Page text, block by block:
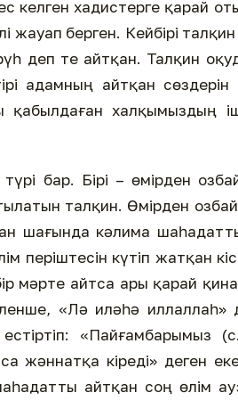
келген хадистерге қарай
жауап берген. Кейбірі
деп те айтқан. Талқин
адамның айтқан
қабылдаған халқымыздың
бар. Бірі – өмірден
талқин. Өмірден
шағында кәлима
періштесін күтіп жатқан
бір мәрте айтса ары қарай
«Лә иләһә
естіртіп: «Пайғамбарымыз
жәннатқа кіреді» деген
айтқан соң өлім